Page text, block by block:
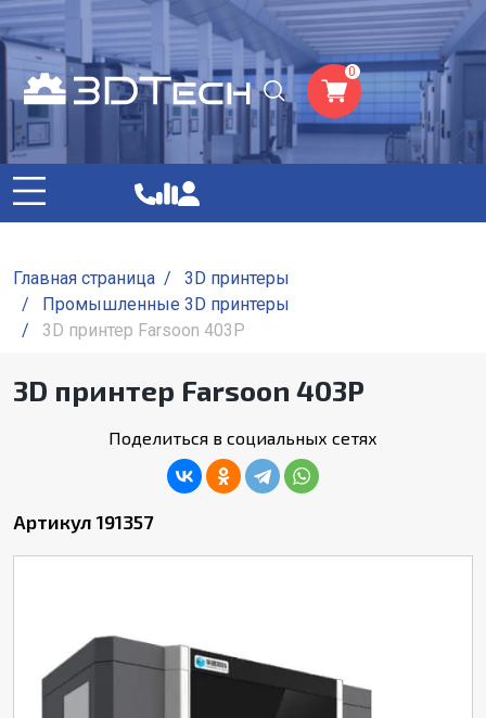
0
Главная страница /
3D принтеры
/
Промышленные 3D принтеры
/
3D принтер Farsoon 403P
3D принтер Farsoon 403P
Поделиться в социальных сетях
Артикул 191357